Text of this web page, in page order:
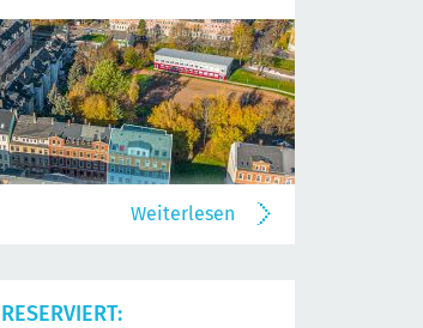
Weiterlesen
RESERVIERT: